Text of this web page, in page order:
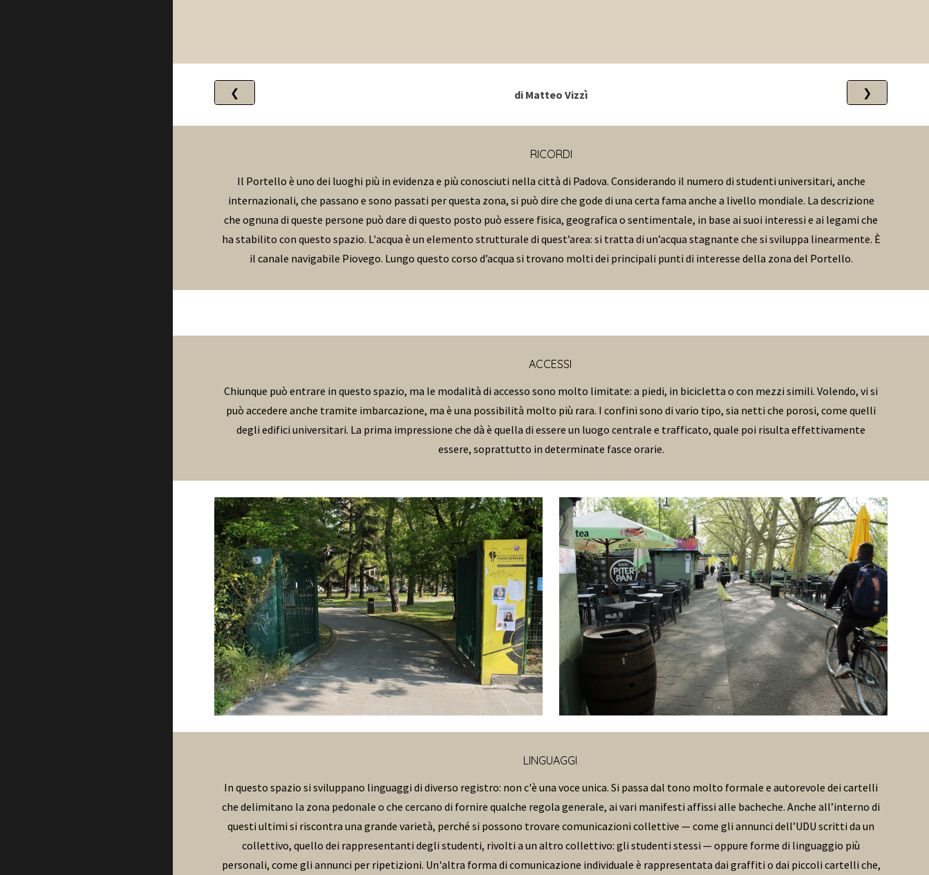
❮ di Matteo Vizzì ❯
RICORDI
Il Portello è uno dei luoghi più in evidenza e più conosciuti nella città di Padova. Considerando il numero di studenti universitari, anche
internazionali, che passano e sono passati per questa zona, si può dire che gode di una certa fama anche a livello mondiale. La descrizione
che ognuna di queste persone può dare di questo posto può essere fisica, geografica o sentimentale, in base ai suoi interessi e ai legami che
ha stabilito con questo spazio. L'acqua è un elemento strutturale di quest’area: si tratta di un’acqua stagnante che si sviluppa linearmente. È
il canale navigabile Piovego. Lungo questo corso d’acqua si trovano molti dei principali punti di interesse della zona del Portello.
ACCESSI
Chiunque può entrare in questo spazio, ma le modalità di accesso sono molto limitate: a piedi, in bicicletta o con mezzi simili. Volendo, vi si
può accedere anche tramite imbarcazione, ma è una possibilità molto più rara. I confini sono di vario tipo, sia netti che porosi, come quelli
degli edifici universitari. La prima impressione che dà è quella di essere un luogo centrale e trafficato, quale poi risulta effettivamente
essere, soprattutto in determinate fasce orarie.
LINGUAGGI
In questo spazio si sviluppano linguaggi di diverso registro: non c'è una voce unica. Si passa dal tono molto formale e autorevole dei cartelli
che delimitano la zona pedonale o che cercano di fornire qualche regola generale, ai vari manifesti affissi alle bacheche. Anche all’interno di
questi ultimi si riscontra una grande varietà, perché si possono trovare comunicazioni collettive — come gli annunci dell’UDU scritti da un
collettivo, quello dei rappresentanti degli studenti, rivolti a un altro collettivo: gli studenti stessi — oppure forme di linguaggio più
personali, come gli annunci per ripetizioni. Un'altra forma di comunicazione individuale è rappresentata dai graffiti o dai piccoli cartelli che,